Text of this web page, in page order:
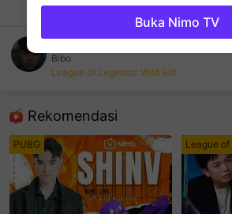
Chat Streamer
Bibo
League of Legends: Wild Rift
Rekomendasi
PUBG League
Buka Nimo TV
sentinelEnd